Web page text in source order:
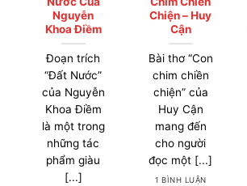
Nguyễn
Khoa Điềm
Đoạn trích
“Đất Nước”
của Nguyễn
Khoa Điềm
là một trong
những tác
phẩm giàu
[...]
Chiện – Huy
Cận
Bài thơ “Con
chim chiền
chiện” của
Huy Cận
mang đến
cho người
đọc một [...]
1 BÌNH LUẬN